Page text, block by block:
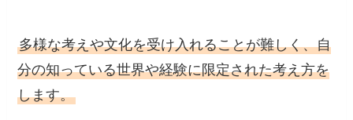
多様な考えや文化を受け入れることが難しく、自
分の知っている世界や経験に限定された考え方を
します。